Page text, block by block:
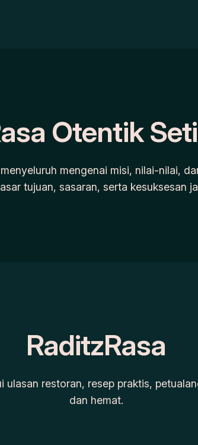
Otentik
mengenai misi, nilai-nilai,
tujuan, sasaran, serta kesuksesan
RaditzRasa
restoran, resep praktis,
dan hemat.